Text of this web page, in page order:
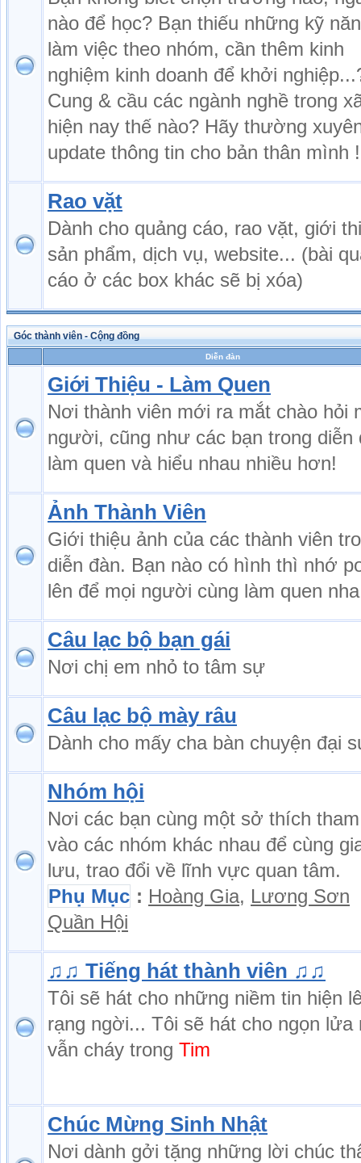
nào để học? Bạn thiếu những kỹ
làm việc theo nhóm, cần thêm kinh
nghiệm kinh doanh để khởi
Cung & cầu các ngành nghề trong
hiện nay thế nào? Hãy thường
update thông tin cho bản thân mình !
Rao vặt
Dành cho quảng cáo, rao vặt, giới
sản phẩm, dịch vụ, website... (bài
cáo ở các box khác sẽ bị xóa)
Góc thành viên - Cộng đồng
Diễn đàn
Giới Thiệu - Làm Quen
Nơi thành viên mới ra mắt chào hỏi
người, cũng như các bạn trong diễn
làm quen và hiểu nhau nhiều hơn!
Ảnh Thành Viên
Giới thiệu ảnh của các thành viên
diễn đàn. Bạn nào có hình thì nhớ
lên để mọi người cùng làm quen
Câu lạc bộ bạn gái
Nơi chị em nhỏ to tâm sự
Câu lạc bộ mày râu
Dành cho mấy cha bàn chuyện đại
Nhóm hội
Nơi các bạn cùng một sở thích
vào các nhóm khác nhau để cùng
lưu, trao đổi về lĩnh vực quan tâm.
Phụ Mục : Hoàng Gia, Lương Sơn
Quần Hội
♫♫ Tiếng hát thành viên ♫♫
Tôi sẽ hát cho những niềm tin hiện
rạng ngời... Tôi sẽ hát cho ngọn lửa
vẫn cháy trong Tim
Chúc Mừng Sinh Nhật
Nơi dành gởi tặng những lời chúc